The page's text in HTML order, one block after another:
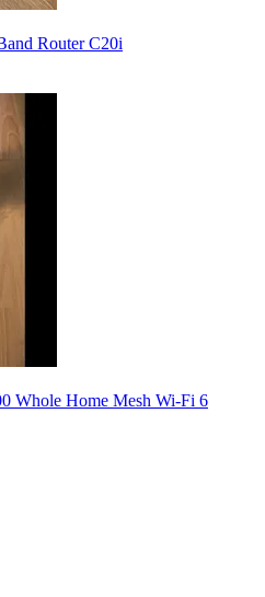
Router C20i
Whole Home Mesh Wi-Fi 6